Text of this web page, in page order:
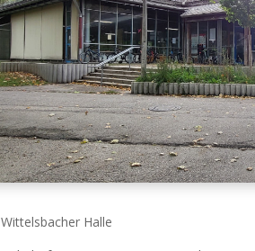
Wittelsbacher Halle